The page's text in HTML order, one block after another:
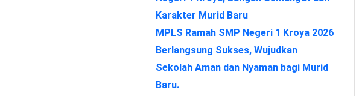
Karakter Murid Baru
MPLS Ramah SMP Negeri 1 Kroya 2026
Berlangsung Sukses, Wujudkan
Sekolah Aman dan Nyaman bagi Murid
Baru.